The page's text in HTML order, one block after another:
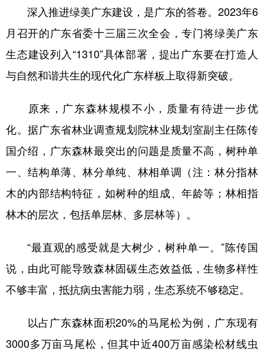
深入推进绿美广东建设，是广东的答卷。2023年6
月召开的广东省委十三届三次全会，专门将绿美广东
生态建设列入“1310”具体部署，提出广东要在打造人
与自然和谐共生的现代化广东样板上取得新突破。
原来，广东森林规模不小，质量有待进一步优
化。据广东省林业调查规划院林业规划室副主任陈传
国介绍，广东森林最突出的问题是质量不高，树种单
一、结构单薄、林分单纯、林相单调（注：林分指林
木的内部结构特征，如树种的组成、年龄等；林相指
林木的层次，包括单层林、多层林等）。
“最直观的感受就是大树少，树种单一。”陈传国
说，由此可能导致森林固碳生态效益低，生物多样性
不够丰富，抵抗病虫害能力弱，生态系统不够稳定。
以占广东森林面积20%的马尾松为例，广东现有
3000多万亩马尾松，但其中近400万亩感染松材线虫